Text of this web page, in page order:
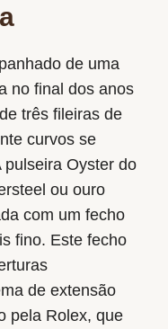
de uma
no final dos anos
três fileiras de
curvos se
pulseira Oyster do
ou ouro
com um fecho
fino. Este fecho
de extensão
pela Rolex, que